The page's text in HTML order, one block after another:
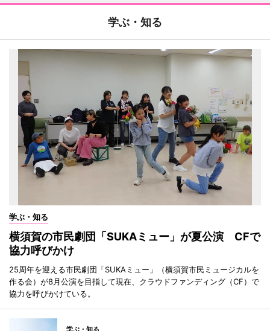
学ぶ・知る
学ぶ・知る
横須賀の市民劇団「SUKAミュー」が夏公演 CFで
協力呼びかけ
25周年を迎える市民劇団「SUKAミュー」（横須賀市民ミュージカルを
作る会）が8月公演を目指して現在、クラウドファンディング（CF）で
協力を呼びかけている。
学ぶ・知る